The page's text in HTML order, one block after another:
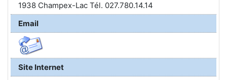
1938 Champex-Lac Tél. 027.780.14.14
Email
Site Internet